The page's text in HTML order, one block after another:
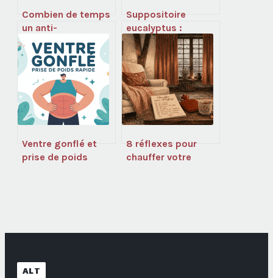
Combien de temps
un anti-
inflammatoire
reste dans le sang :
ce qu’il faut
vraiment savoir
Suppositoire
eucalyptus :
usages, efficacité
et précautions à
connaître
Ventre gonflé et
prise de poids
8 réflexes pour
chauffer votre
ALT